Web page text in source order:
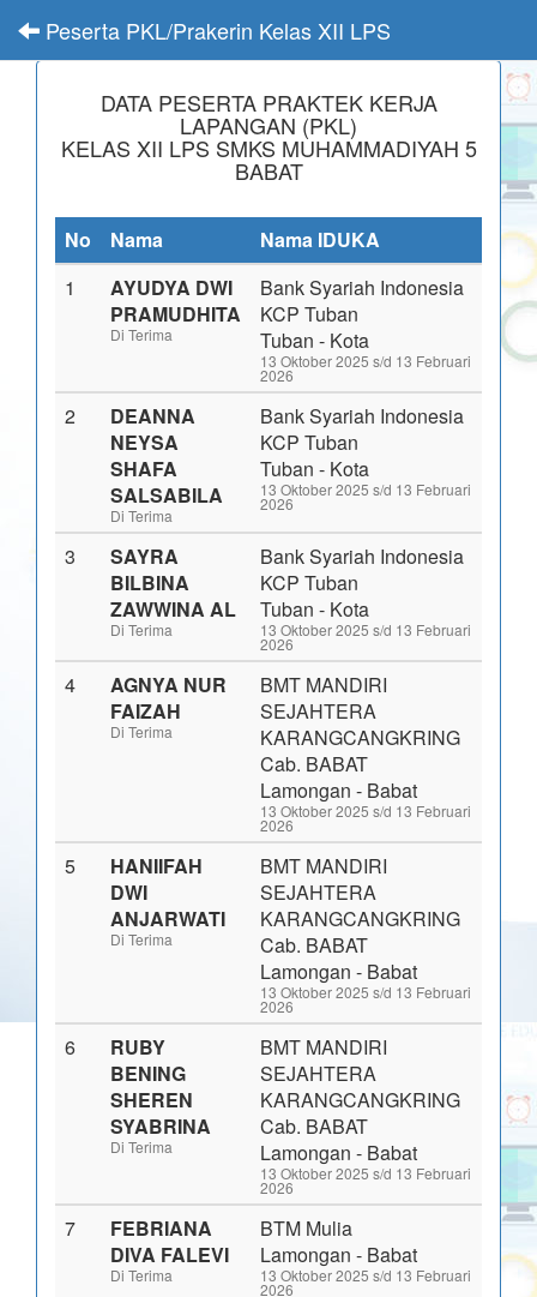
Peserta PKL/Prakerin Kelas XII LPS
DATA PESERTA PRAKTEK KERJA
LAPANGAN (PKL)
KELAS XII LPS SMKS MUHAMMADIYAH 5
BABAT
No Nama
Nama IDUKA
1
AYUDYA DWI
PRAMUDHITA
Di Terima
Bank Syariah Indonesia
KCP Tuban
Tuban - Kota
13 Oktober 2025 s/d 13 Februari
2026
2
DEANNA
NEYSA
SHAFA
SALSABILA
Di Terima
Bank Syariah Indonesia
KCP Tuban
Tuban - Kota
13 Oktober 2025 s/d 13 Februari
2026
3
SAYRA
BILBINA
ZAWWINA AL
Di Terima
Bank Syariah Indonesia
KCP Tuban
Tuban - Kota
13 Oktober 2025 s/d 13 Februari
2026
4
AGNYA NUR
FAIZAH
Di Terima
BMT MANDIRI
SEJAHTERA
KARANGCANGKRING
Cab. BABAT
Lamongan - Babat
13 Oktober 2025 s/d 13 Februari
2026
5
HANIIFAH
DWI
ANJARWATI
Di Terima
BMT MANDIRI
SEJAHTERA
KARANGCANGKRING
Cab. BABAT
Lamongan - Babat
13 Oktober 2025 s/d 13 Februari
2026
6
RUBY
BENING
SHEREN
SYABRINA
Di Terima
BMT MANDIRI
SEJAHTERA
KARANGCANGKRING
Cab. BABAT
Lamongan - Babat
13 Oktober 2025 s/d 13 Februari
2026
7
FEBRIANA
DIVA FALEVI
Di Terima
BTM Mulia
Lamongan - Babat
13 Oktober 2025 s/d 13 Februari
2026